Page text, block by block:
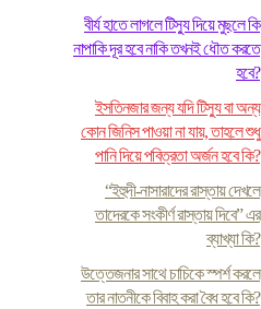
বীর্য হাতে লাগলে টিস্যু দিয়ে মুছলে কি
নাপাকি দূর হবে নাকি তখনই ধৌত করতে
হবে?
ইসতিনজার জন্য যদি টিস্যু বা অন্য
কোন জিনিস পাওয়া না যায়, তাহলে শুধু
পানি দিয়ে পবিত্রতা অর্জন হবে কি?
“ইহুদী-নাসারাদের রাস্তায় দেখলে
তাদেরকে সংকীর্ণ রাস্তায় দিবে” এর
ব্যাখ্যা কি?
উত্তেজনার সাথে চাচিকে স্পর্শ করলে
তার নাতনীকে বিবাহ করা বৈধ হবে কি?